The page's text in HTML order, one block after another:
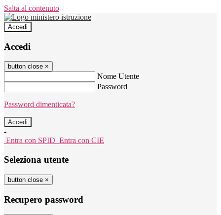
Salta al contenuto
Accedi
Accedi
button close ×
Nome Utente
Password
Password dimenticata?
-
Entra con SPID Entra con CIE
Seleziona utente
button close ×
Recupero password